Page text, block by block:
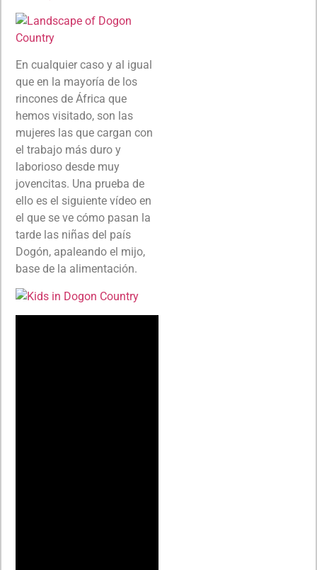
En cualquier caso y al igual
que en la mayoría de los
rincones de África que
hemos visitado, son las
mujeres las que cargan con
el trabajo más duro y
laborioso desde muy
jovencitas. Una prueba de
ello es el siguiente vídeo en
el que se ve cómo pasan la
tarde las niñas del país
Dogón, apaleando el mijo,
base de la alimentación.